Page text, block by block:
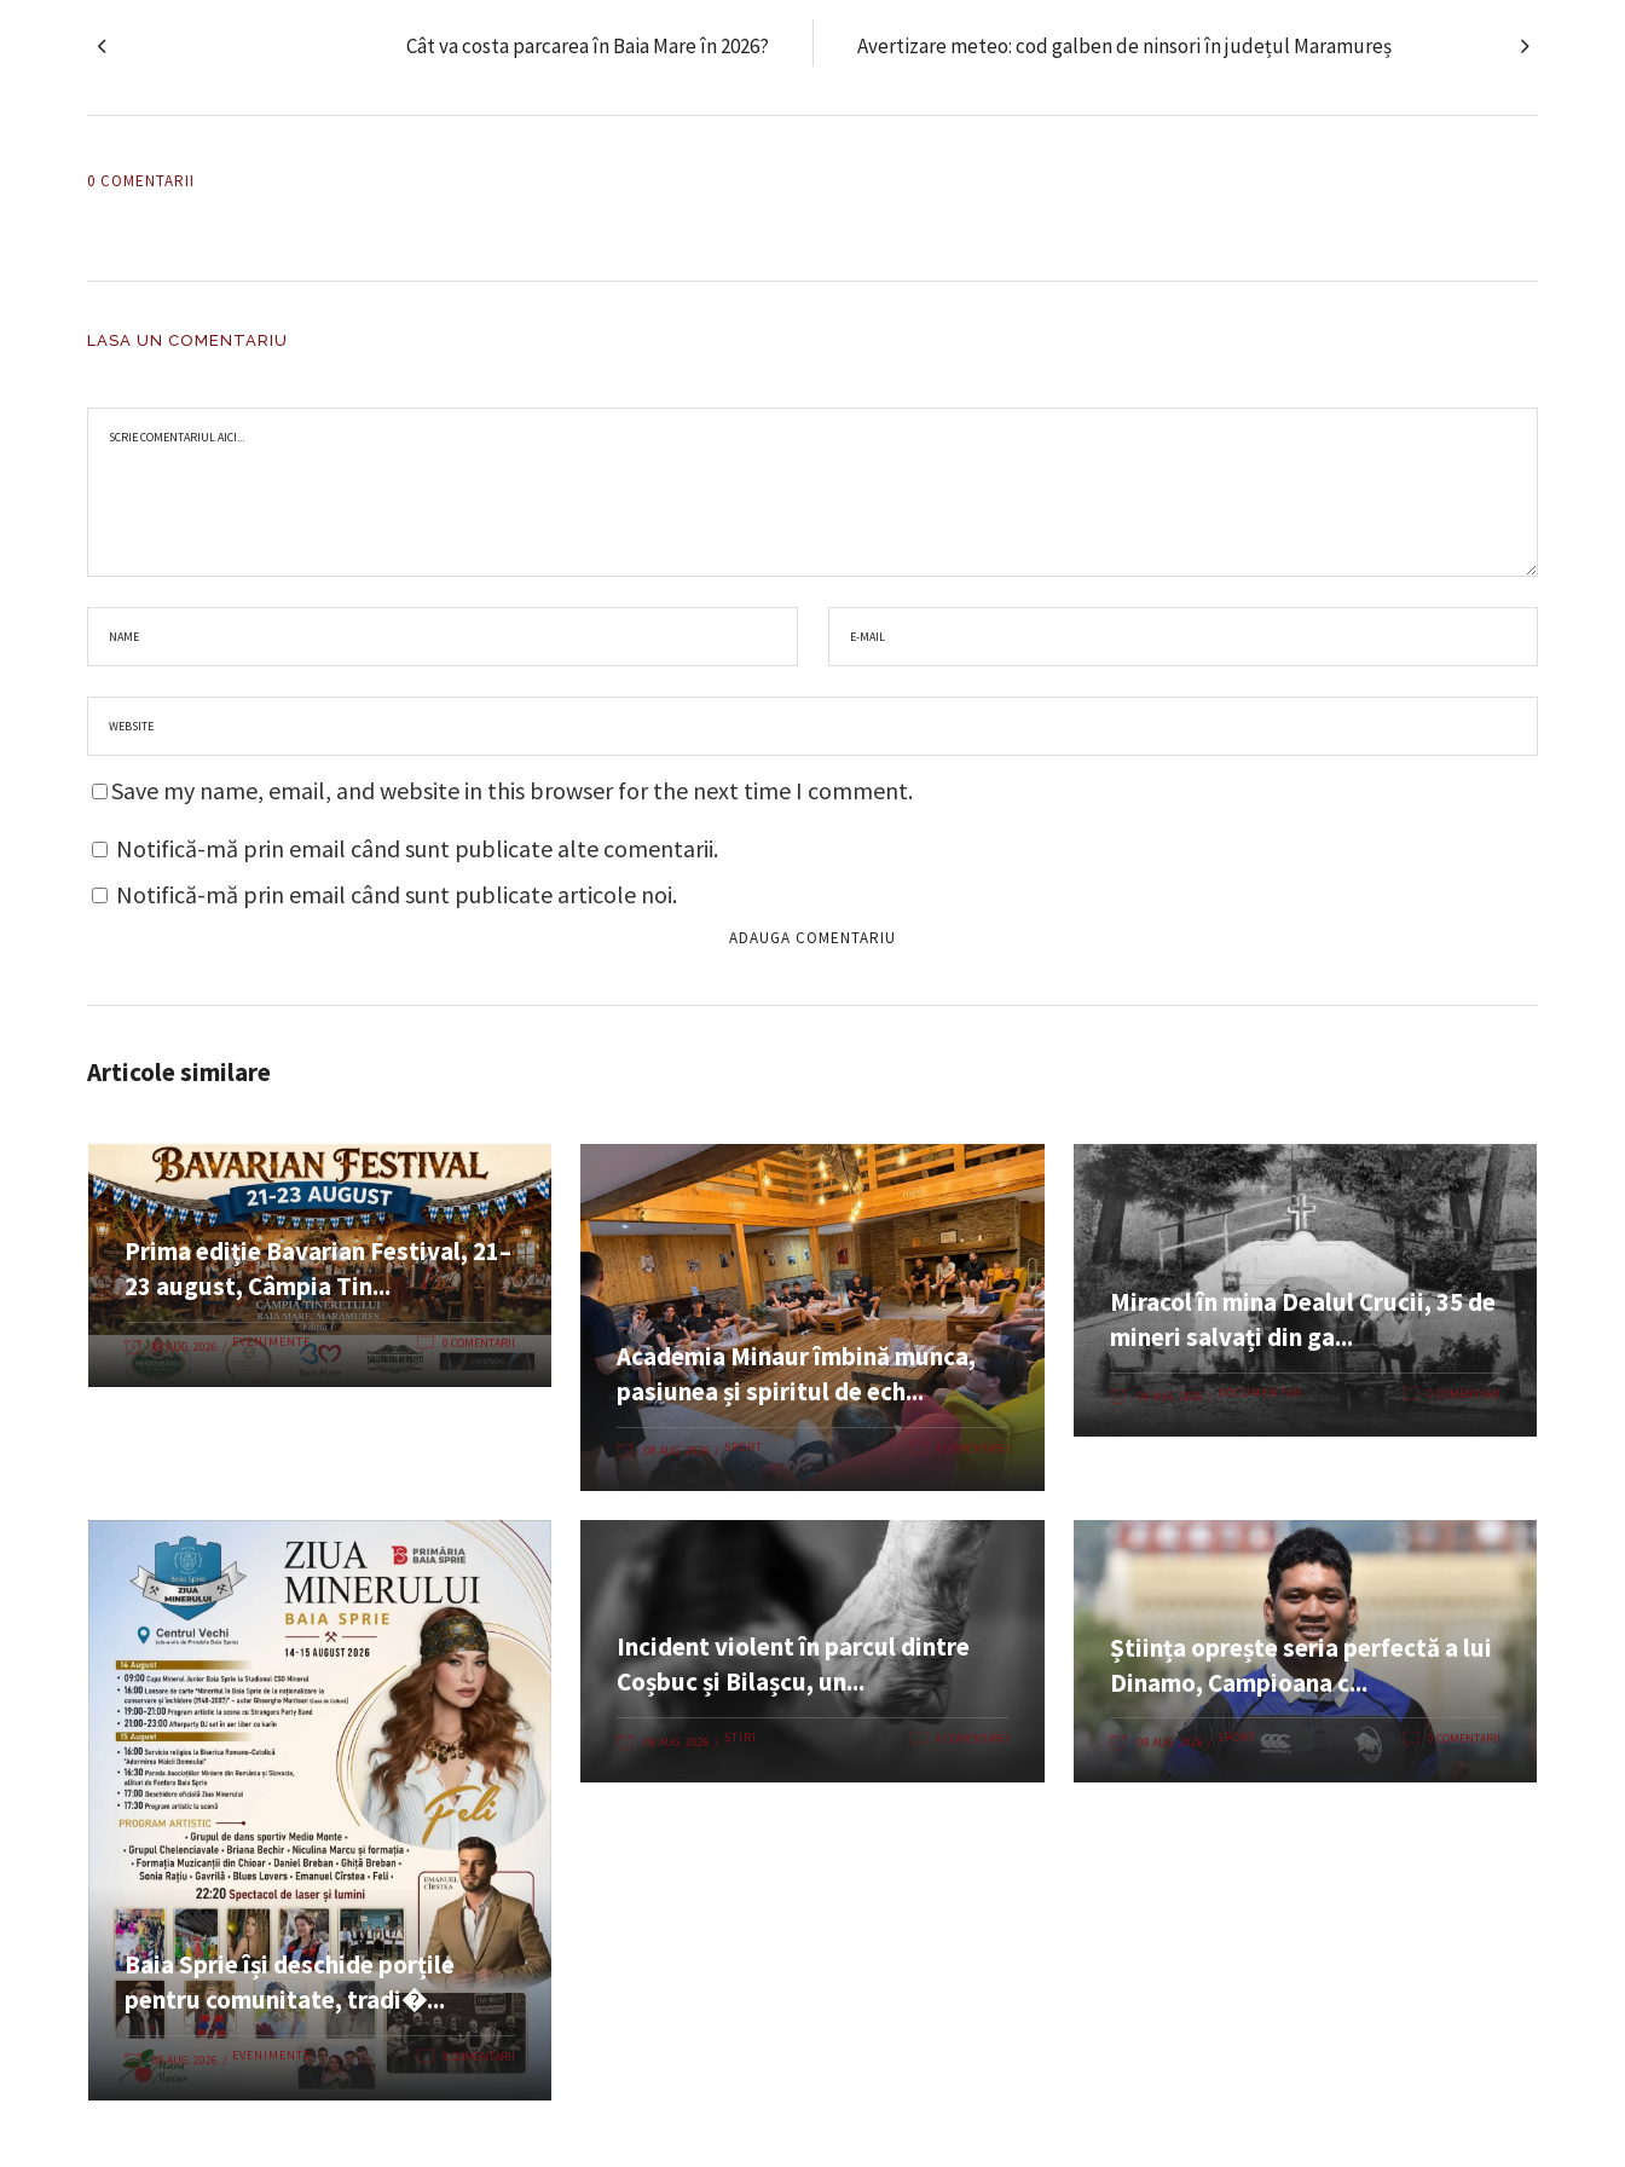
Cât va costa parcarea în Baia Mare în 2026? Avertizare meteo: cod galben de ninsori în județul Maramureș
0 COMENTARII
LASA UN COMENTARIU
Save my name, email, and website in this browser for the next time I comment.
Notifică-mă prin email când sunt publicate alte comentarii.
Notifică-mă prin email când sunt publicate articole noi.
Articole similare
Prima ediție Bavarian Festival, 21–
23 august, Câmpia Tin...
08 AUG. 2026 EVENIMENTE 0 COMENTARII
Academia Minaur îmbină munca,
pasiunea și spiritul de ech...
08 AUG. 2026 SPORT 0 COMENTARII
Miracol în mina Dealul Crucii, 35 de
mineri salvați din ga...
08 AUG. 2026 DOCUMENTAR 0 COMENTARII
Baia Sprie își deschide porțile
pentru comunitate, tradi�...
08 AUG. 2026 EVENIMENTE 0 COMENTARII
Incident violent în parcul dintre
Coșbuc și Bilașcu, un...
08 AUG. 2026 ȘTIRI 0 COMENTARII
Știința oprește seria perfectă a lui
Dinamo, Campioana c...
08 AUG. 2026 SPORT 0 COMENTARII